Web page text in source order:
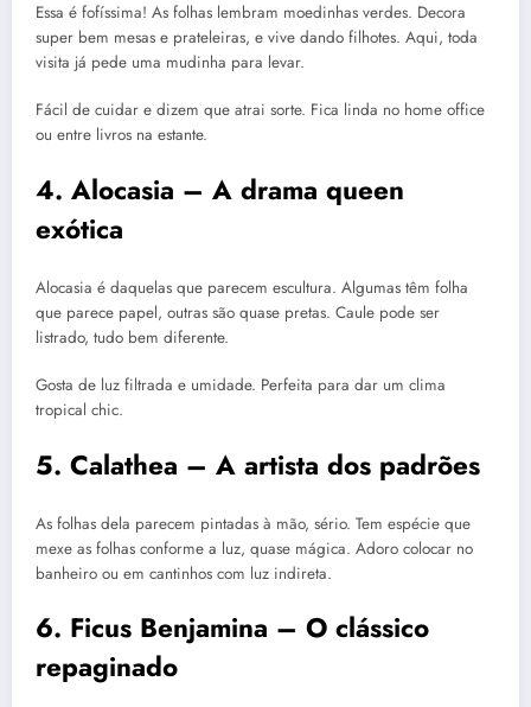
Essa é fofíssima! As folhas lembram moedinhas verdes. Decora
super bem mesas e prateleiras, e vive dando filhotes. Aqui, toda
visita já pede uma mudinha para levar.
Fácil de cuidar e dizem que atrai sorte. Fica linda no home office
ou entre livros na estante.
4. Alocasia – A drama queen
exótica
Alocasia é daquelas que parecem escultura. Algumas têm folha
que parece papel, outras são quase pretas. Caule pode ser
listrado, tudo bem diferente.
Gosta de luz filtrada e umidade. Perfeita para dar um clima
tropical chic.
5. Calathea – A artista dos padrões
As folhas dela parecem pintadas à mão, sério. Tem espécie que
mexe as folhas conforme a luz, quase mágica. Adoro colocar no
banheiro ou em cantinhos com luz indireta.
6. Ficus Benjamina – O clássico
repaginado